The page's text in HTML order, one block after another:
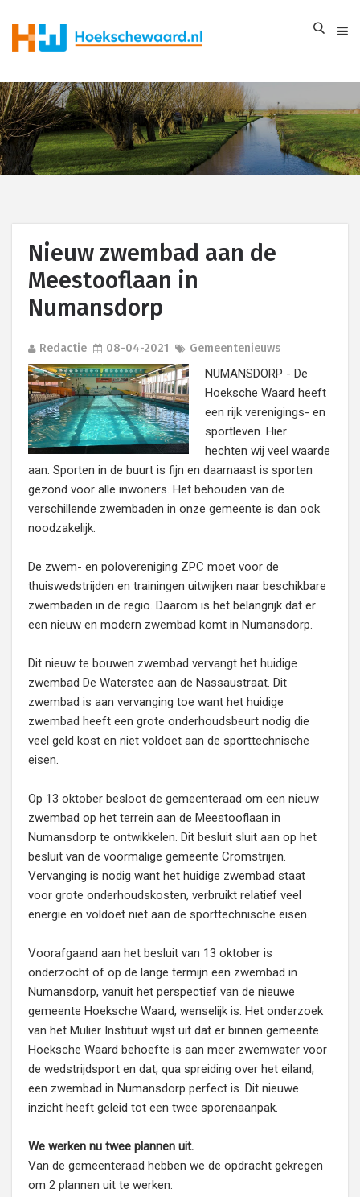
Nieuw zwembad aan de
Meestooflaan in
Numansdorp
Redactie 08-04-2021 Gemeentenieuws
NUMANSDORP - De
Hoeksche Waard heeft
een rijk verenigings- en
sportleven. Hier
hechten wij veel waarde
aan. Sporten in de buurt is fijn en daarnaast is sporten
gezond voor alle inwoners. Het behouden van de
verschillende zwembaden in onze gemeente is dan ook
noodzakelijk.
De zwem- en polovereniging ZPC moet voor de
thuiswedstrijden en trainingen uitwijken naar beschikbare
zwembaden in de regio. Daarom is het belangrijk dat er
een nieuw en modern zwembad komt in Numansdorp.
Dit nieuw te bouwen zwembad vervangt het huidige
zwembad De Waterstee aan de Nassaustraat. Dit
zwembad is aan vervanging toe want het huidige
zwembad heeft een grote onderhoudsbeurt nodig die
veel geld kost en niet voldoet aan de sporttechnische
eisen.
Op 13 oktober besloot de gemeenteraad om een nieuw
zwembad op het terrein aan de Meestooflaan in
Numansdorp te ontwikkelen. Dit besluit sluit aan op het
besluit van de voormalige gemeente Cromstrijen.
Vervanging is nodig want het huidige zwembad staat
voor grote onderhoudskosten, verbruikt relatief veel
energie en voldoet niet aan de sporttechnische eisen.
Voorafgaand aan het besluit van 13 oktober is
onderzocht of op de lange termijn een zwembad in
Numansdorp, vanuit het perspectief van de nieuwe
gemeente Hoeksche Waard, wenselijk is. Het onderzoek
van het Mulier Instituut wijst uit dat er binnen gemeente
Hoeksche Waard behoefte is aan meer zwemwater voor
de wedstrijdsport en dat, qua spreiding over het eiland,
een zwembad in Numansdorp perfect is. Dit nieuwe
inzicht heeft geleid tot een twee sporenaanpak.
We werken nu twee plannen uit.
Van de gemeenteraad hebben we de opdracht gekregen
om 2 plannen uit te werken: